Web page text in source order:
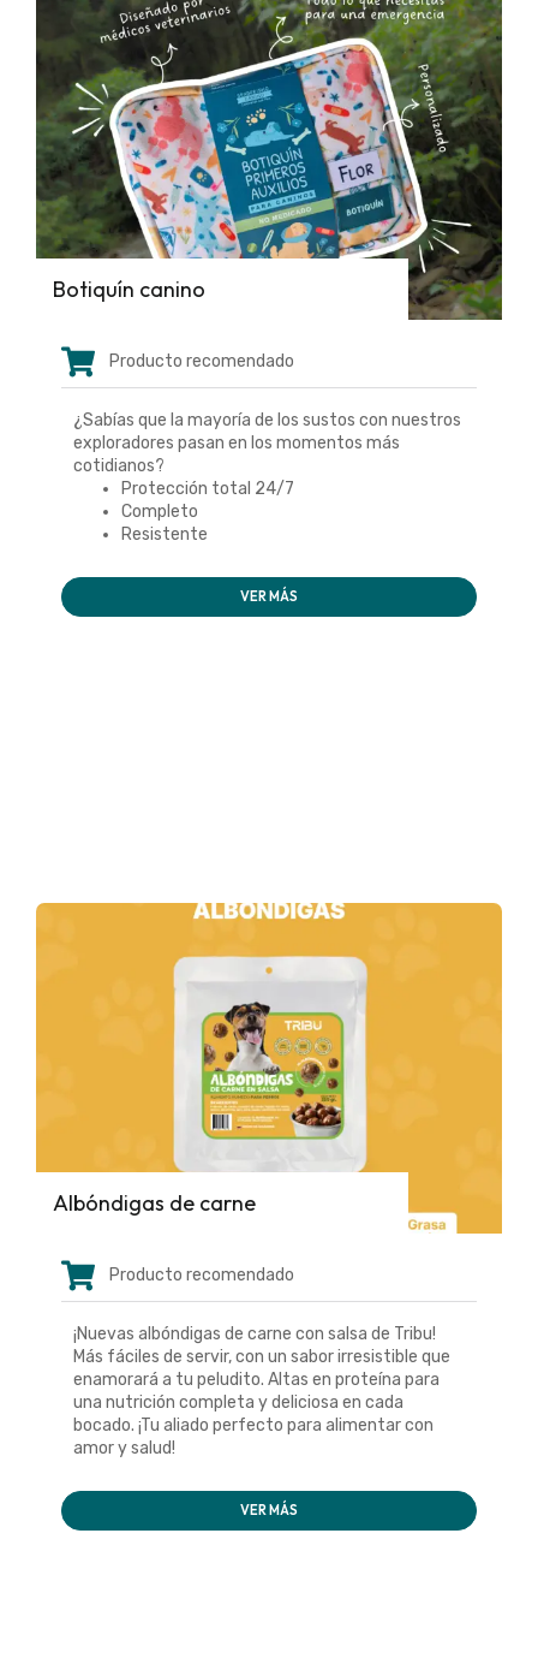
Botiquín canino
Producto recomendado
¿Sabías que la mayoría de los sustos con nuestros
exploradores pasan en los momentos más
cotidianos?
Protección total 24/7
Completo
Resistente
VER MÁS
Albóndigas de carne
Producto recomendado
¡Nuevas albóndigas de carne con salsa de Tribu!
Más fáciles de servir, con un sabor irresistible que
enamorará a tu peludito. Altas en proteína para
una nutrición completa y deliciosa en cada
bocado. ¡Tu aliado perfecto para alimentar con
amor y salud!
VER MÁS